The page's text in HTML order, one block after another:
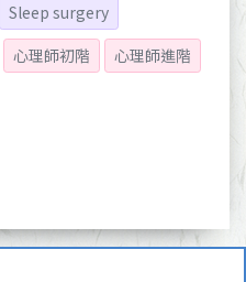
Sleep surgery
心理師初階
心理師進階